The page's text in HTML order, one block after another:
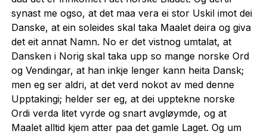
synast me ogso, at det maa vera ei stor Uskil imot dei
Danske, at ein soleides skal taka Maalet deira og giva
det eit annat Namn. No er det vistnog umtalat, at
Dansken i Norig skal taka upp so mange norske Ord
og Vendingar, at han inkje lenger kann heita Dansk;
men eg ser aldri, at det verd nokot av med denne
Upptakingi; helder ser eg, at dei upptekne norske
Ordi verda litet vyrde og snart avgløymde, og at
Maalet alltid kjem atter paa det gamle Laget. Og um